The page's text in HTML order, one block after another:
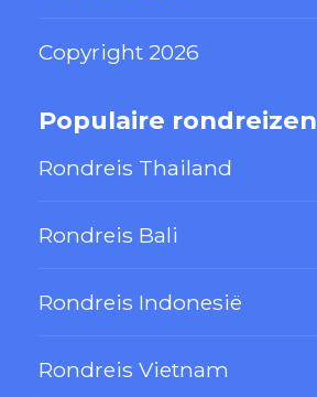
Copyright 2026
Populaire rondreizen
Rondreis Thailand
Rondreis Bali
Rondreis Indonesië
Rondreis Vietnam